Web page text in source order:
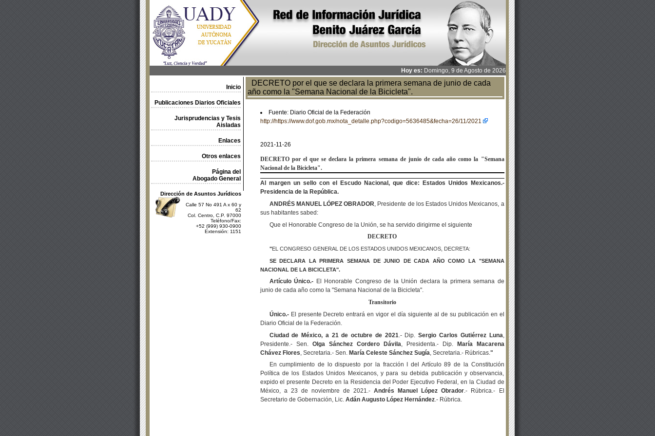
Hoy es: Domingo, 9 de Agosto de 2026
Inicio
Publicaciones Diarios Oficiales
Jurisprudencias y Tesis
Aisladas
Enlaces
Otros enlaces
Página del
Abogado General
Dirección de Asuntos Jurídicos
Calle 57 No 491 A x 60 y
62
Col. Centro, C.P. 97000
Teléfono/Fax:
+52 (999) 930-0900
Extensión: 1151
DECRETO por el que se declara la primera semana de junio de cada
año como la "Semana Nacional de la Bicicleta".
Fuente: Diario Oficial de la Federación
http://https://www.dof.gob.mx/nota_detalle.php?codigo=5636485&fecha=26/11/2021
2021-11-26
DECRETO por el que se declara la primera semana de junio de cada año como la "Semana
Nacional de la Bicicleta".
Al margen un sello con el Escudo Nacional, que dice: Estados Unidos Mexicanos.-
Presidencia de la República.
ANDRÉS MANUEL LÓPEZ OBRADOR , Presidente de los Estados Unidos Mexicanos, a
sus habitantes sabed:
Que el Honorable Congreso de la Unión, se ha servido dirigirme el siguiente
DECRETO
"EL CONGRESO GENERAL DE LOS ESTADOS UNIDOS MEXICANOS, DECRETA:
SE DECLARA LA PRIMERA SEMANA DE JUNIO DE CADA AÑO COMO LA "SEMANA
NACIONAL DE LA BICICLETA".
Artículo Único.- El Honorable Congreso de la Unión declara la primera semana de
junio de cada año como la "Semana Nacional de la Bicicleta".
Transitorio
Único.-El presente Decreto entrará en vigor el día siguiente al de su publicación en el
Diario Oficial de la Federación.
Ciudad de México, a 21 de octubre de 2021 .- Dip.Sergio Carlos Gutiérrez Luna
Presidente.- Sen. Olga Sánchez Cordero Dávila , Presidenta.- Dip. María Macarena
Chávez Flores , Secretaria.- Sen. María Celeste Sánchez Sugía , Secretaria.- Rúbricas. "
En cumplimiento de lo dispuesto por la fracción I del Artículo 89 de la Constitución
Política de los Estados Unidos Mexicanos, y para su debida publicación y observancia,
expido el presente Decreto en la Residencia del Poder Ejecutivo Federal, en la Ciudad de
México, a 23 de noviembre de 2021.-Andrés Manuel López Obrador.- Rúbrica.- El
Secretario de Gobernación, Lic. Adán Augusto López Hernández.- Rúbrica.